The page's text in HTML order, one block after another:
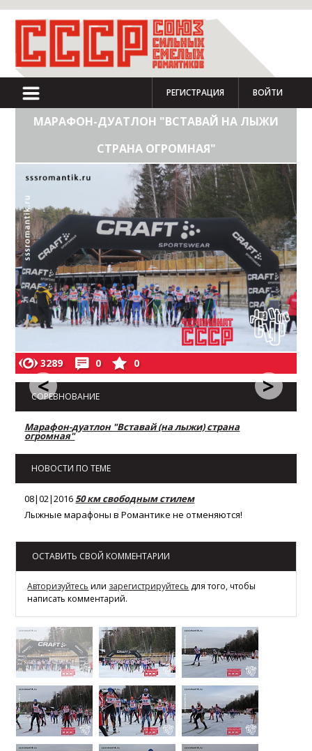
РЕГИСТРАЦИЯ ВОЙТИ
МАРАФОН-ДУАТЛОН "ВСТАВАЙ НА ЛЫЖИ
СТРАНА ОГРОМНАЯ"
< >
3289 0 0
СОРЕВНОВАНИЕ
Марафон-дуатлон "Вставай (на лыжи) страна
огромная"
НОВОСТИ ПО ТЕМЕ
08|02|201650 км свободным стилем
Лыжные марафоны в Романтике не отменяются!
ОСТАВИТЬ СВОЙ КОММЕНТАРИИ
Авторизуйтесь или зарегистрируйтесь для того, чтобы
написать комментарий.